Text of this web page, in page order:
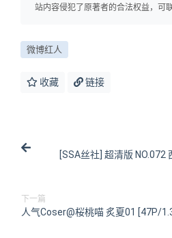
站内容侵犯了原著者的合法权益，可
微博红人
收藏 链接
[SSA丝社] 超清版 NO.072 西西 闺房咖啡肉丝的小秘密
下一篇
人气Coser@桜桃喵 炙夏01 [47P/